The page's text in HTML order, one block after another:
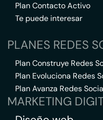
Plan Contacto Activo
Te puede interesar
PLANES REDES
Plan Construye Redes
Plan Evoluciona Redes
Plan Avanza Redes
MARKETING